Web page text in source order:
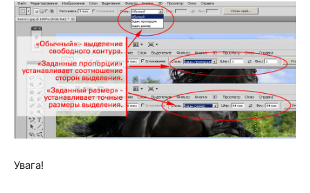
Увага!